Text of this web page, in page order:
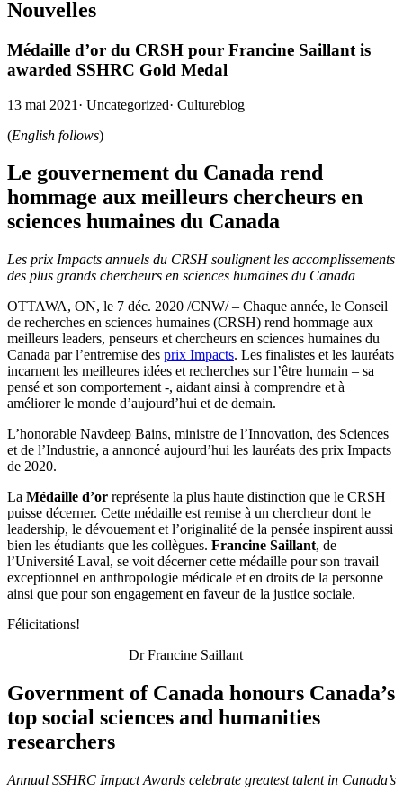
Nouvelles
Médaille d’or du CRSH pour Francine Saillant is
awarded SSHRC Gold Medal
13 mai 2021 · Uncategorized· Cultureblog
(English follows)
Le gouvernement du Canada rend
hommage aux meilleurs chercheurs en
sciences humaines du Canada
Les prix Impacts annuels du CRSH soulignent les accomplissements
des plus grands chercheurs en sciences humaines du Canada
OTTAWA, ON, le 7 déc. 2020 /CNW/ – Chaque année, le Conseil
de recherches en sciences humaines (CRSH) rend hommage aux
meilleurs leaders, penseurs et chercheurs en sciences humaines du
Canada par l’entremise des prix Impacts. Les finalistes et les lauréats
incarnent les meilleures idées et recherches sur l’être humain – sa
pensé et son comportement -, aidant ainsi à comprendre et à
améliorer le monde d’aujourd’hui et de demain.
L’honorable Navdeep Bains, ministre de l’Innovation, des Sciences
et de l’Industrie, a annoncé aujourd’hui les lauréats des prix Impacts
de 2020.
La Médaille d’or représente la plus haute distinction que le CRSH
puisse décerner. Cette médaille est remise à un chercheur dont le
leadership, le dévouement et l’originalité de la pensée inspirent aussi
bien les étudiants que les collègues. Francine Saillant, de
l’Université Laval, se voit décerner cette médaille pour son travail
exceptionnel en anthropologie médicale et en droits de la personne
ainsi que pour son engagement en faveur de la justice sociale.
Félicitations!
Dr Francine Saillant
Government of Canada honours Canada’s
top social sciences and humanities
researchers
Annual SSHRC Impact Awards celebrate greatest talent in Canada’s